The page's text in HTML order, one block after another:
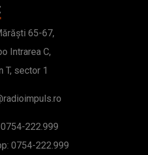
222.999
0754-222.999
INTERNATIONAL SA, Toate
rezervate.